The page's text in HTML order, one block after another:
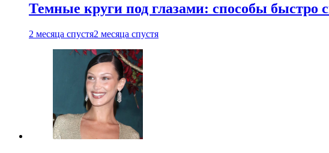
Темные круги под глазами: способы быстро
2 месяца спустя2 месяца спустя